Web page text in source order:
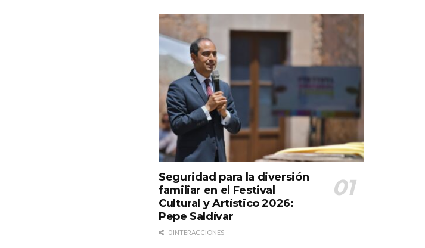
Seguridad para la diversión
familiar en el Festival
Cultural y Artístico 2026:
Pepe Saldívar
0 INTERACCIONES